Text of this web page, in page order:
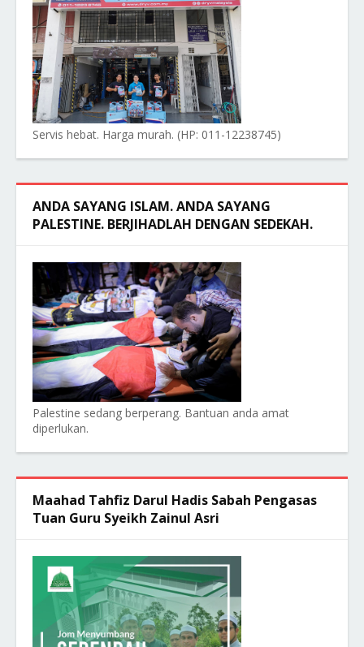
Servis hebat. Harga murah. (HP: 011-12238745)
ANDA SAYANG ISLAM. ANDA SAYANG
PALESTINE. BERJIHADLAH DENGAN SEDEKAH.
Palestine sedang berperang. Bantuan anda amat
diperlukan.
Maahad Tahfiz Darul Hadis Sabah Pengasas
Tuan Guru Syeikh Zainul Asri